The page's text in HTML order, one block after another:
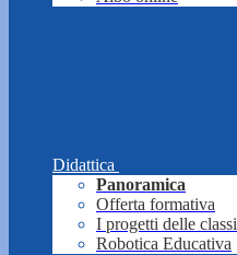
Didattica
Panoramica
Offerta formativa
I progetti delle classi
Robotica Educativa